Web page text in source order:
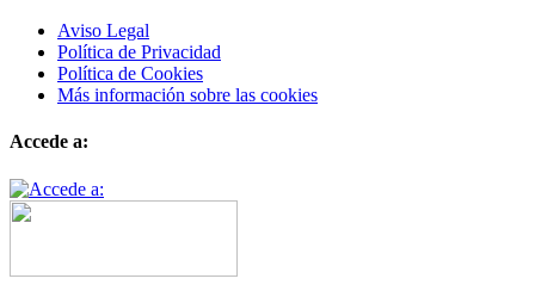
Aviso Legal
Política de Privacidad
Política de Cookies
Más información sobre las cookies
Accede a: